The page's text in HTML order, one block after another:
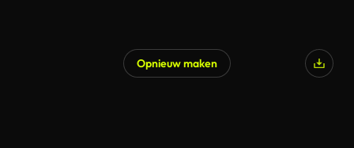
Opnieuw maken